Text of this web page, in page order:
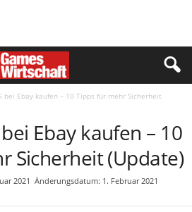
bei Ebay kaufen – 10 Tipps für mehr Sicherheit
Ebay kaufen – 10
Sicherheit (Update)
2021 Änderungsdatum: 1. Februar 2021